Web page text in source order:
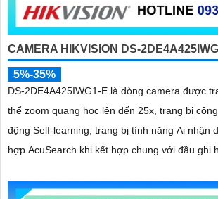
CAMERA HIKVISION DS-
5%-35%
DS-2DE4A425IWG1-E là dòng camera được
thể zoom quang học lên đến 25x, trang bị
động Self-learning, trang bị tính năng Ai nhận
hợp AcuSearch khi kết hợp chung với đầu ghi